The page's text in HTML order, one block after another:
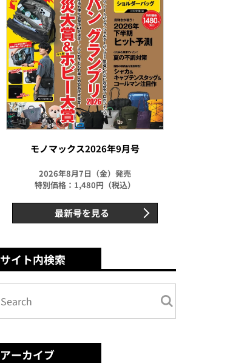
モノマックス2026年9月号
2026年8月7日（金）発売
特別価格：1,480円（税込）
最新号を見る
サイト内検索
アーカイブ